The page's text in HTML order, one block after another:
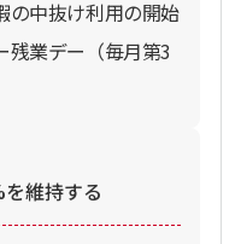
の中抜け利用の開始
業デー（毎月第3
維持する